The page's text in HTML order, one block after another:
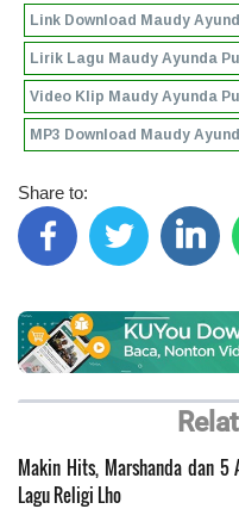
Link Download Maudy
Lirik Lagu Maudy Ayunda
Video Klip Maudy Ayunda
MP3 Download Maudy
Share to:
Makin Hits, Marshanda dan 5
Lagu Religi Lho